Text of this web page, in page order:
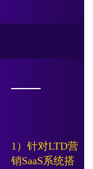
1）针对LTD营
销SaaS系统搭